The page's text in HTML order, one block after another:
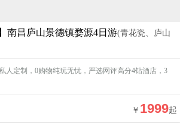
南昌庐山景德镇婺源4日游(青花瓷、庐山
人定制，0购物纯玩无忧，严选网评高分4钻酒店，3
￥ 1999起